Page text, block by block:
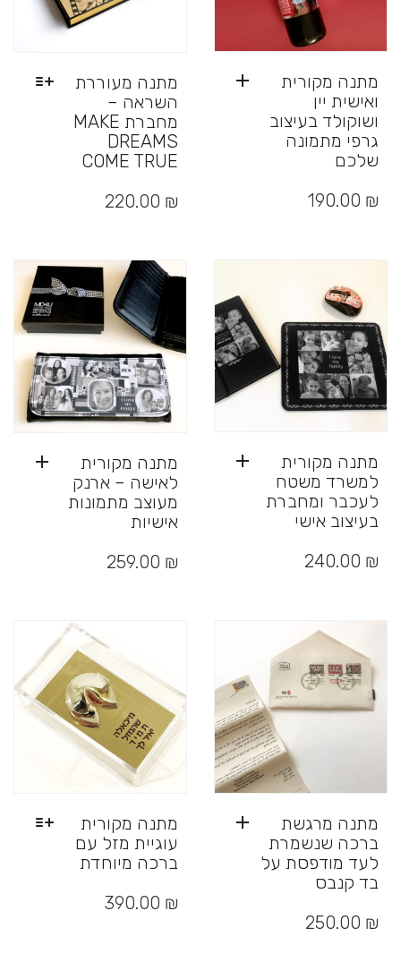
מתנה מעוררת
השראה –
מחברת MAKE
DREAMS
COME TRUE
זה
ניתן
לבחור
האפשרויות
בעמוד
המוצר
220.00 ₪
מתנה מקורית
ואישית יין
ושוקולד בעיצוב
גרפי מתמונה
שלכם
190.00 ₪
מתנה מקורית
לאישה – ארנק
מעוצב מתמונות
אישיות
259.00 ₪
מתנה מקורית
למשרד משטח
לעכבר ומחברת
בעיצוב אישי
240.00 ₪
מתנה מקורית
עוגיית מזל עם
ברכה מיוחדת
זה 390.00 ₪
מתנה מרגשת
ברכה שנשמרת
לעד מודפסת על
בד קנבס
250.00 ₪